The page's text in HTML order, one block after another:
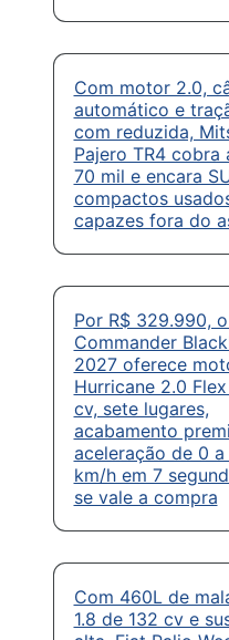
Com motor 2.0,
automático e
com reduzida,
Pajero TR4 cobra
70 mil e encara
compactos
capazes fora do
Por R$ 329.990,
Commander
2027 oferece
Hurricane 2.0
cv, sete lugares,
acabamento
aceleração de 0 a
km/h em 7
se vale a compra
Com 460L de
1.8 de 132 cv e